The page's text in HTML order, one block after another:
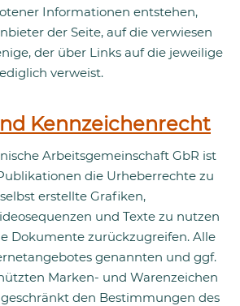
Informationen entstehen,
der Seite, auf die verwiesen
der über Links auf die jeweilige
verweist.
Kennzeichenrecht
Arbeitsgemeinschaft GbR ist
die Urheberrechte zu
erstellte Grafiken,
und Texte zu nutzen
Dokumente zurückzugreifen. Alle
genannten und ggf.
Marken- und Warenzeichen
den Bestimmungen des